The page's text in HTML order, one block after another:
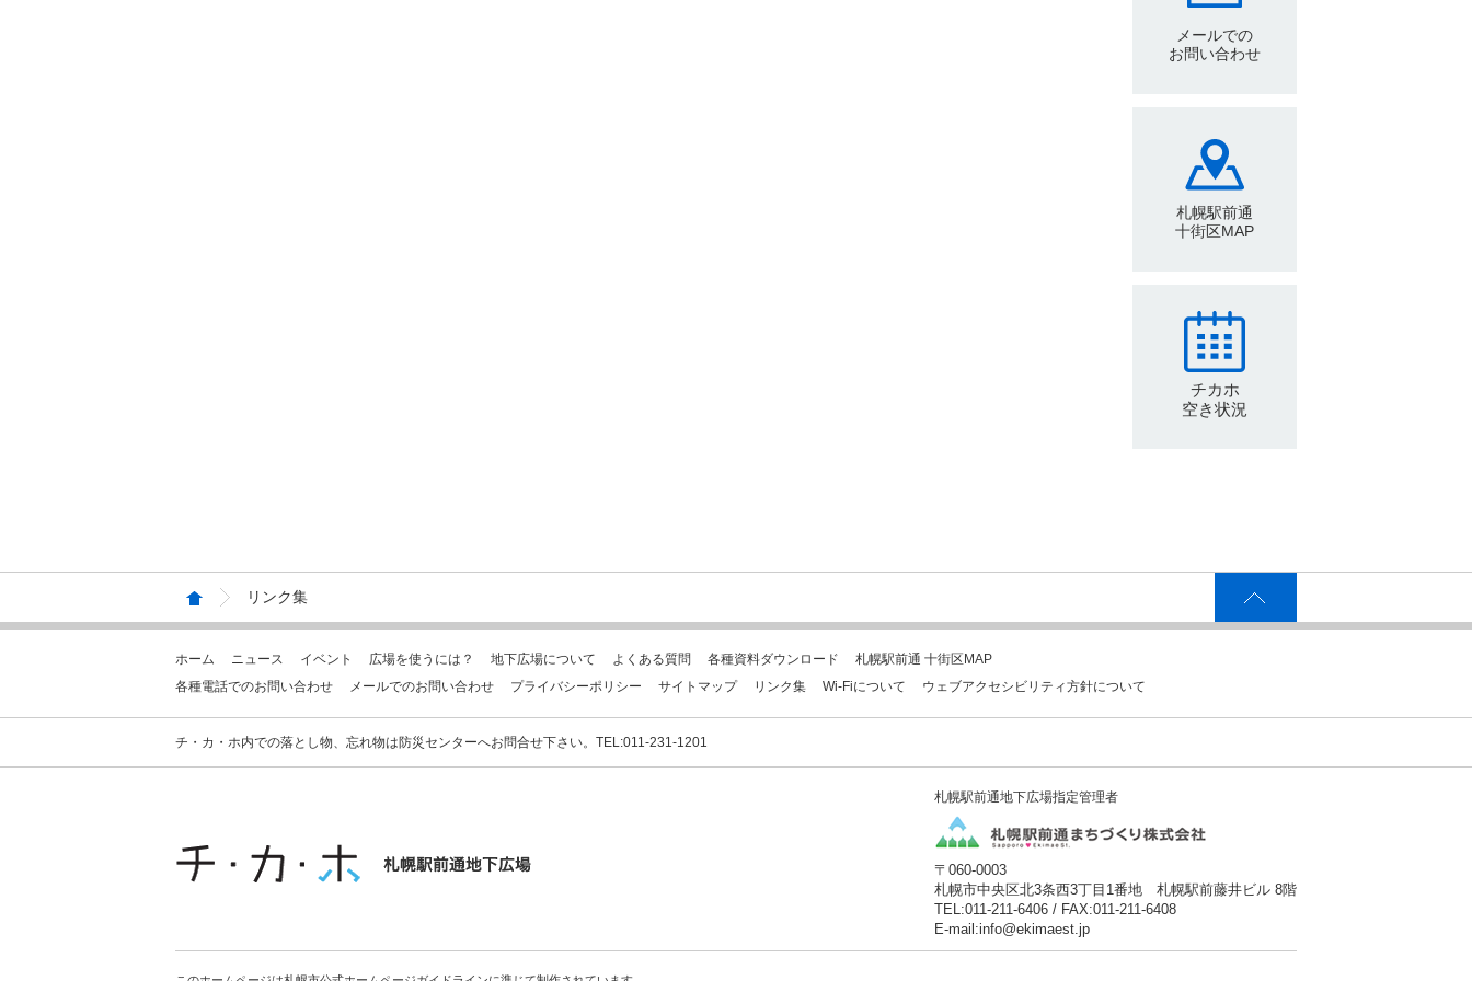
メールでの
お問い合わせ
札幌駅前通
十街区MAP
チカホ
空き状況
リンク集
ホーム ニュース イベント 広場を使うには？ 地下広場について よくある質問 各種資料ダウンロード
札幌駅前通 十街区MAP
各種電話でのお問い合わせ
メールでのお問い合わせ プライバシーポリシー サイトマップ リンク集 Wi-Fiについて ウェブアクセシビリティ方針について
チ・カ・ホ内での落とし物、忘れ物は防災センターへお問合せ下さい。TEL:011-231-1201
札幌駅前通地下広場指定管理者
〒060-0003
札幌市中央区北3条西3丁目1番地 札幌駅前藤井ビル 8階
TEL:011-211-6406 / FAX:011-211-6408
E-mail:info@ekimaest.jp